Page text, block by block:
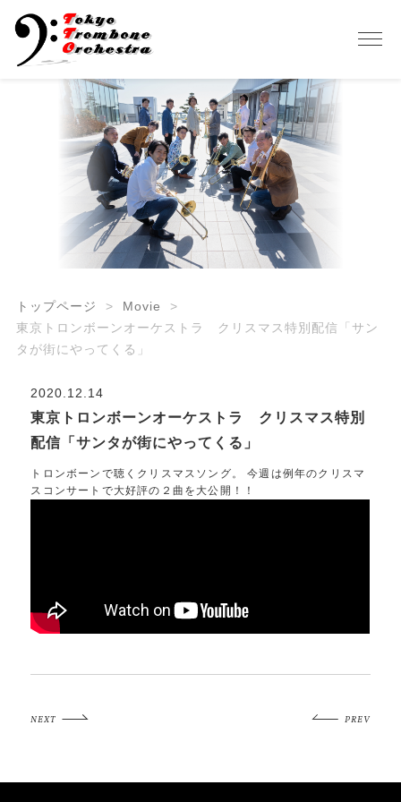
トップページ
Movie
東京トロンボーンオーケストラ クリスマス特別配信「サン
タが街にやってくる」
2020.12.14
東京トロンボーンオーケストラ クリスマス特別
配信「サンタが街にやってくる」
トロンボーンで聴くクリスマスソング。 今週は例年のクリスマ
スコンサートで大好評の２曲を大公開！！
NEXT PREV